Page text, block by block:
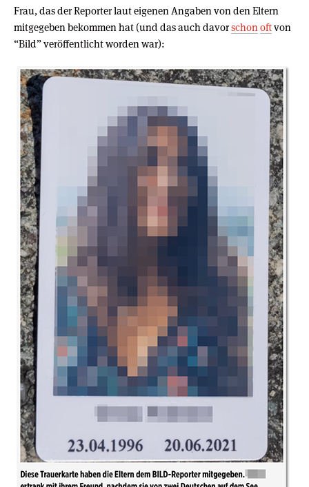
Frau, das der Reporter laut eigenen Angaben von den Eltern
mitgegeben bekommen hat (und das auch davorschon oftvon
“Bild” veröffentlicht worden war):